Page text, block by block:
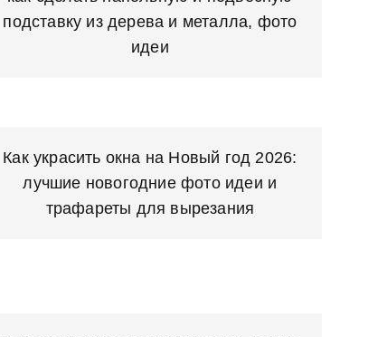
подставку из дерева и металла, фото
идеи
Как украсить окна на Новый год 2026:
лучшие новогодние фото идеи и
трафареты для вырезания